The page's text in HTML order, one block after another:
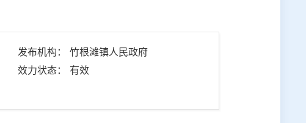
发布机构： 竹根滩镇人民政府
效力状态： 有效